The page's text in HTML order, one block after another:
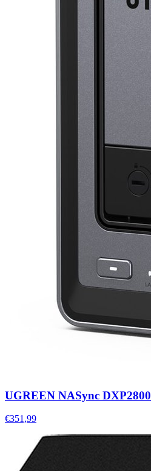
UGREEN NASync DXP2800
€351,99